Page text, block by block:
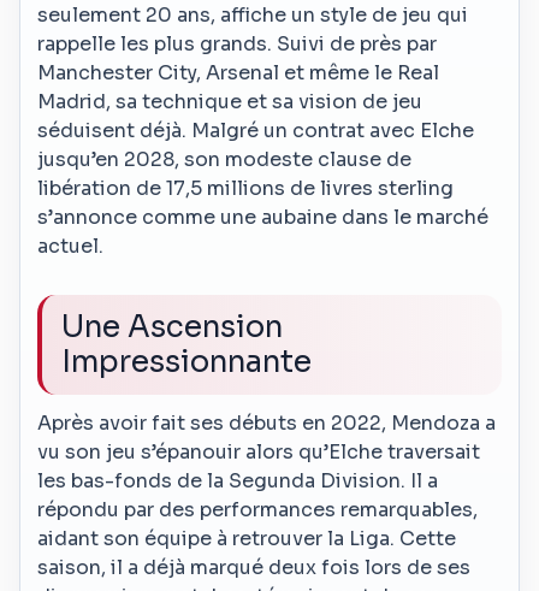
seulement 20 ans, affiche un style de jeu qui
rappelle les plus grands. Suivi de près par
Manchester City, Arsenal et même le Real
Madrid, sa technique et sa vision de jeu
séduisent déjà. Malgré un contrat avec Elche
jusqu’en 2028, son modeste clause de
libération de 17,5 millions de livres sterling
s’annonce comme une aubaine dans le marché
actuel.
Une Ascension
Impressionnante
Après avoir fait ses débuts en 2022, Mendoza a
vu son jeu s’épanouir alors qu’Elche traversait
les bas-fonds de la Segunda Division. Il a
répondu par des performances remarquables,
aidant son équipe à retrouver la Liga. Cette
saison, il a déjà marqué deux fois lors de ses